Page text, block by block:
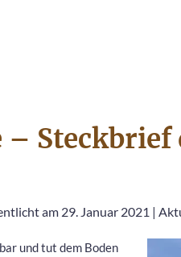
–
am 29. Januar 2021 |
und tut dem Boden